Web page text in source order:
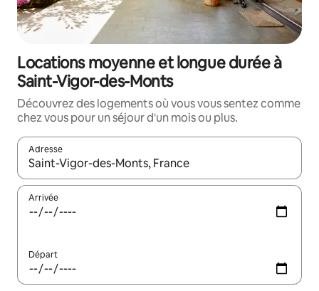
Locations moyenne et longue durée à
Saint-Vigor-des-Monts
Découvrez des logements où vous vous sentez comme
chez vous pour un séjour d'un mois ou plus.
Adresse
Lorsque les résultats s'affichent, utilisez les flèches vers le
Arrivée
Départ